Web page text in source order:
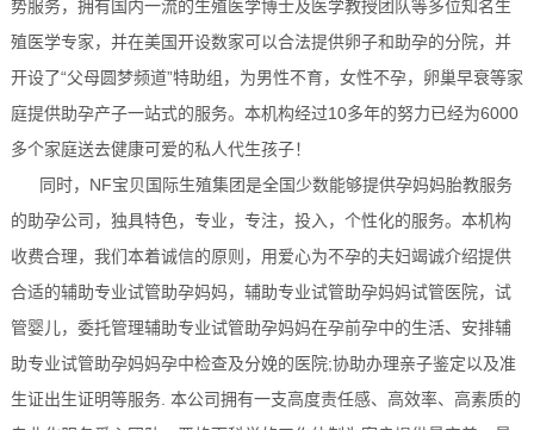
势服务，拥有国内一流的生殖医学博士及医学教授团队等多位知名生
殖医学专家，并在美国开设数家可以合法提供卵子和助孕的分院，并
开设了“父母圆梦频道”特助组，为男性不育，女性不孕，卵巢早衰等家
庭提供助孕产子一站式的服务。本机构经过10多年的努力已经为6000
多个家庭送去健康可爱的私人代生孩子！
同时，NF宝贝国际生殖集团是全国少数能够提供孕妈妈胎教服务
的助孕公司，独具特色，专业，专注，投入，个性化的服务。本机构
收费合理，我们本着诚信的原则，用爱心为不孕的夫妇竭诚介绍提供
合适的辅助专业试管助孕妈妈，辅助专业试管助孕妈妈试管医院，试
管婴儿，委托管理辅助专业试管助孕妈妈在孕前孕中的生活、安排辅
助专业试管助孕妈妈孕中检查及分娩的医院;协助办理亲子鉴定以及准
生证出生证明等服务. 本公司拥有一支高度责任感、高效率、高素质的